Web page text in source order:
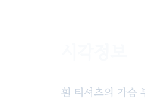
흰 티셔츠의 가슴